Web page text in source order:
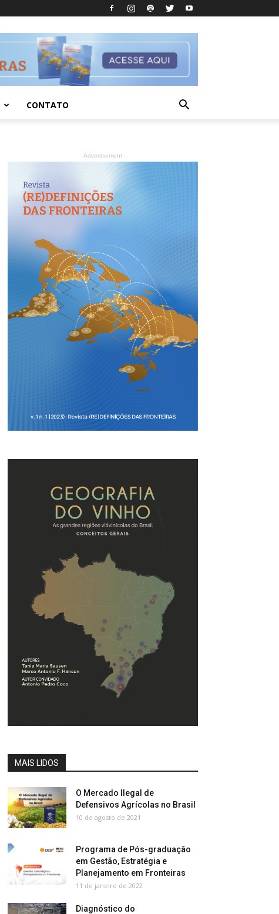
CONTATO
- Advertisement -
MAIS LIDOS
O Mercado Ilegal de
Defensivos Agrícolas no Brasil
10 de agosto de 2021
Programa de Pós-graduação
em Gestão, Estratégia e
Planejamento em Fronteiras
11 de janeiro de 2022
Diagnóstico do